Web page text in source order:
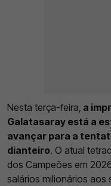
Nesta terça-feira, a
Galatasaray está a
avançar para a
dianteiro. O atual
dos Campeões em
salários milionários aos